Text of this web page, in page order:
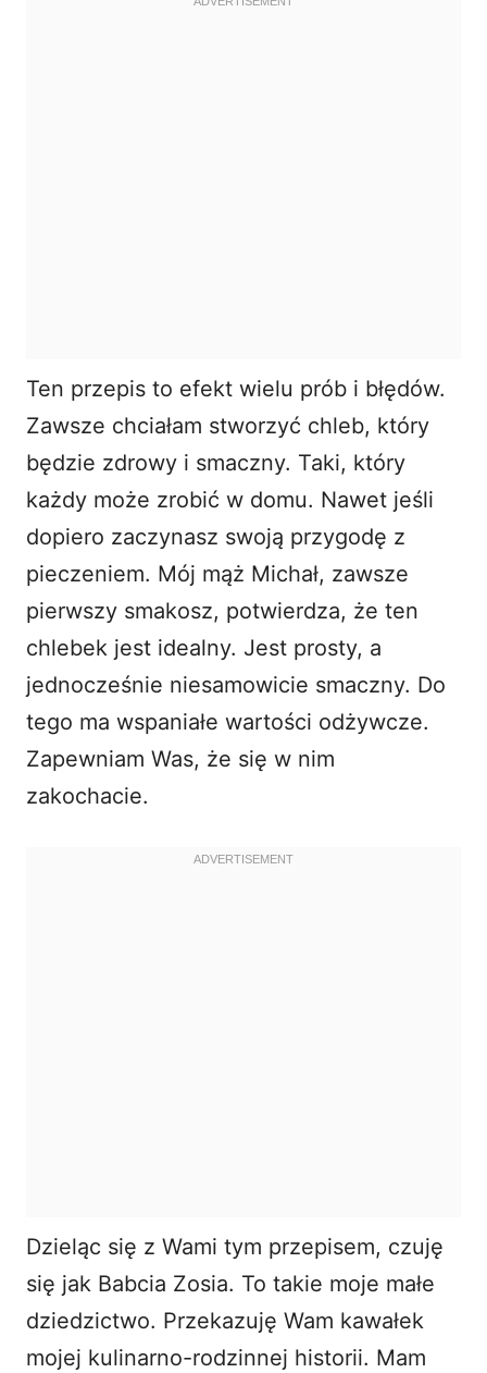
Ten przepis to efekt wielu prób i błędów.
Zawsze chciałam stworzyć chleb, który
będzie zdrowy i smaczny. Taki, który
każdy może zrobić w domu. Nawet jeśli
dopiero zaczynasz swoją przygodę z
pieczeniem. Mój mąż Michał, zawsze
pierwszy smakosz, potwierdza, że ten
chlebek jest idealny. Jest prosty, a
jednocześnie niesamowicie smaczny. Do
tego ma wspaniałe wartości odżywcze.
Zapewniam Was, że się w nim
zakochacie.
Dzieląc się z Wami tym przepisem, czuję
się jak Babcia Zosia. To takie moje małe
dziedzictwo. Przekazuję Wam kawałek
mojej kulinarno-rodzinnej historii. Mam